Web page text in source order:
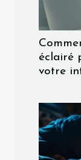
éclairé
votre